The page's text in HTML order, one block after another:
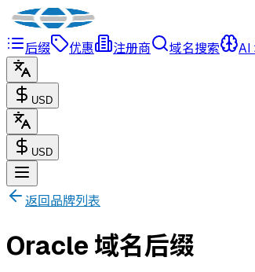
后缀 优惠 注册商 域名搜索 AI
USD
USD
返回品牌列表
Oracle 域名后缀